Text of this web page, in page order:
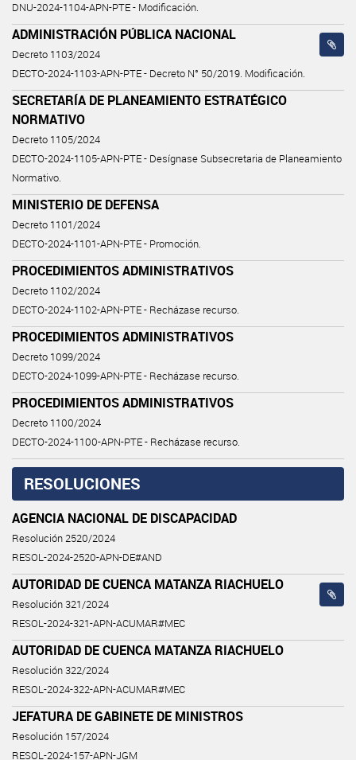
DNU-2024-1104-APN-PTE - Modificación.
ADMINISTRACIÓN PÚBLICA NACIONAL
Decreto 1103/2024
DECTO-2024-1103-APN-PTE - Decreto N° 50/2019. Modificación.
SECRETARÍA DE PLANEAMIENTO ESTRATÉGICO
NORMATIVO
Decreto 1105/2024
DECTO-2024-1105-APN-PTE - Desígnase Subsecretaria de Planeamiento
Normativo.
MINISTERIO DE DEFENSA
Decreto 1101/2024
DECTO-2024-1101-APN-PTE - Promoción.
PROCEDIMIENTOS ADMINISTRATIVOS
Decreto 1102/2024
DECTO-2024-1102-APN-PTE - Recházase recurso.
PROCEDIMIENTOS ADMINISTRATIVOS
Decreto 1099/2024
DECTO-2024-1099-APN-PTE - Recházase recurso.
PROCEDIMIENTOS ADMINISTRATIVOS
Decreto 1100/2024
DECTO-2024-1100-APN-PTE - Recházase recurso.
RESOLUCIONES
AGENCIA NACIONAL DE DISCAPACIDAD
Resolución 2520/2024
RESOL-2024-2520-APN-DE#AND
AUTORIDAD DE CUENCA MATANZA RIACHUELO
Resolución 321/2024
RESOL-2024-321-APN-ACUMAR#MEC
AUTORIDAD DE CUENCA MATANZA RIACHUELO
Resolución 322/2024
RESOL-2024-322-APN-ACUMAR#MEC
JEFATURA DE GABINETE DE MINISTROS
Resolución 157/2024
RESOL-2024-157-APN-JGM